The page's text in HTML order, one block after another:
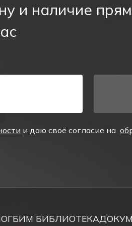
помещение
выходам.
и наличие
и даю своё согласие на
БИМ БИБЛИОТЕКА